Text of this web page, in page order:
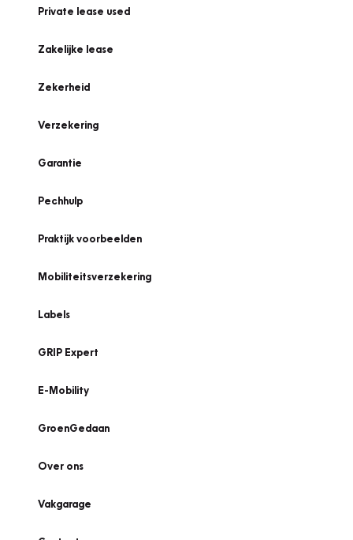
Private lease used
Zakelijke lease
Zekerheid
Verzekering
Garantie
Pechhulp
Praktijk voorbeelden
Mobiliteitsverzekering
Labels
GRIP Expert
E-Mobility
GroenGedaan
Over ons
Vakgarage